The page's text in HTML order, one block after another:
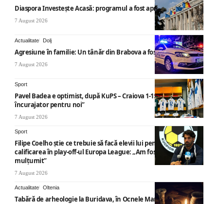
Diaspora Investește Acasă: programul a fost aprobat
7 August 2026
Actualitate Dolj
Agresiune în familie: Un tânăr din Brabova a fost arestat
7 August 2026
Sport
Pavel Badea e optimist, după KuPS – Craiova 1-1: „Un rezultat
încurajator pentru noi”
7 August 2026
Sport
Filipe Coelho știe ce trebuie să facă elevii lui pentru a obține
calificarea în play-off-ul Europa League: „Am fost foarte
mulțumit”
7 August 2026
Actualitate Oltenia
Tabără de arheologie la Buridava, în Ocnele Mari